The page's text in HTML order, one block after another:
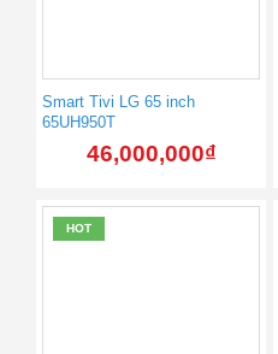
Smart Tivi LG 65 inch
65UH950T
46,000,000₫
HOT